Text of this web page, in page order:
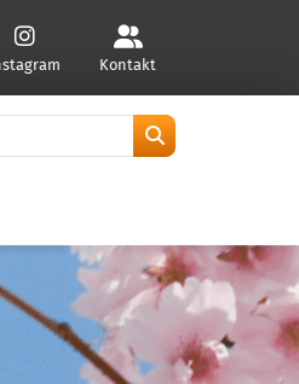
Kontakt